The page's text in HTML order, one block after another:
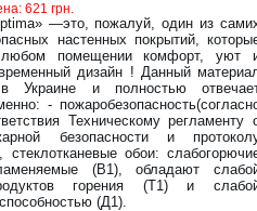
621 грн.
—это, пожалуй, один из
настенных покрытий,
любом помещении комфорт, уют
дизайн ! Данный
в Украине и полностью
-
Техническому регламенту
безопасности и
стеклотканевые обои:
(В1), обладают
горения (Т1) и
(Д1).